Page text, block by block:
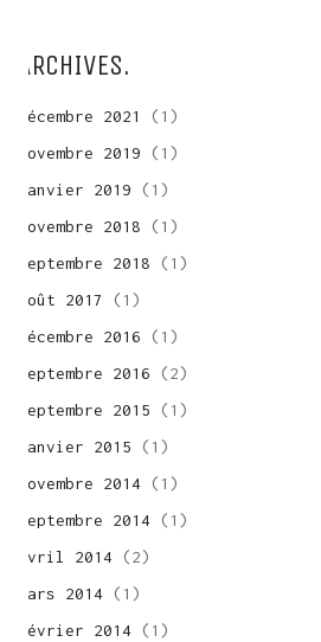
ARCHIVES.
décembre 2021
(1)
novembre 2019 (1)
janvier 2019 (1)
novembre 2018 (1)
septembre 2018 (1)
août 2017
(1)
décembre 2016 (1)
septembre 2016 (2)
septembre 2015 (1)
janvier 2015 (1)
novembre 2014 (1)
septembre 2014 (1)
avril 2014 (2)
mars 2014 (1)
février 2014 (1)